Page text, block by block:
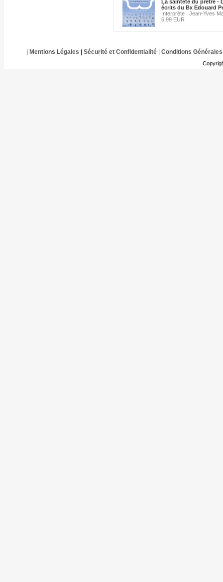
La sainteté du prêtre -
écrits du Bx Edouard
Interprète : Jean-Yves
6.99 EUR
Mentions Légales Sécurité et Confidentialité| Conditions Générales